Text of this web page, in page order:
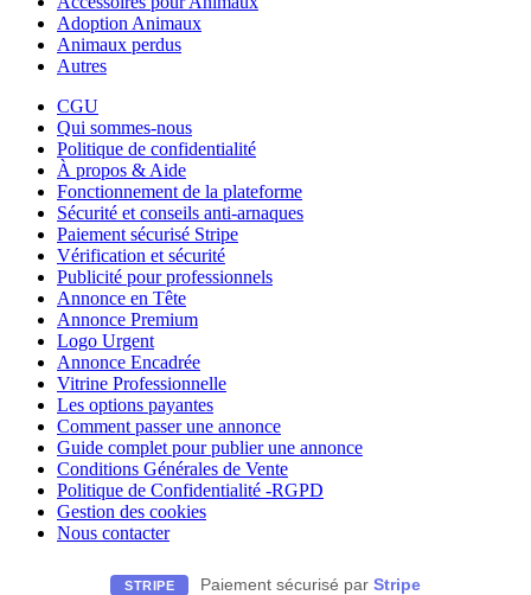
Adoption Animaux
Animaux perdus
Autres
CGU
Qui sommes-nous
Politique de confidentialité
À propos & Aide
Fonctionnement de la plateforme
Sécurité et conseils anti-arnaques
Paiement sécurisé Stripe
Vérification et sécurité
Publicité pour professionnels
Annonce en Tête
Annonce Premium
Logo Urgent
Annonce Encadrée
Vitrine Professionnelle
Les options payantes
Comment passer une annonce
Guide complet pour publier une annonce
Conditions Générales de Vente
Politique de Confidentialité -RGPD
Gestion des cookies
Nous contacter
STRIPE Paiement sécurisé par Stripe